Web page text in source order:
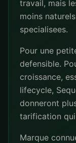
travail, mais
moins
specialisees.
Pour une
defensible.
croissance,
lifecycle,
donneront
tarification
Marque